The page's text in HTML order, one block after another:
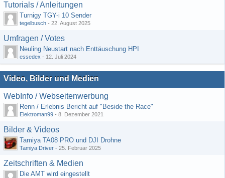
Tutorials / Anleitungen
Turnigy TGY-i 10 Sender
tegelbusch - 22. August 2025
Umfragen / Votes
Neuling Neustart nach Enttäuschung HPI
essedex - 12. Juli 2024
Video, Bilder und Medien
WebInfo / Webseitenwerbung
Renn / Erlebnis Bericht auf "Beside the Race"
Elektroman99 - 8. Dezember 2021
Bilder & Videos
Tamiya TA08 PRO und DJI Drohne
Tamiya Driver - 25. Februar 2025
Zeitschriften & Medien
Die AMT wird eingestellt